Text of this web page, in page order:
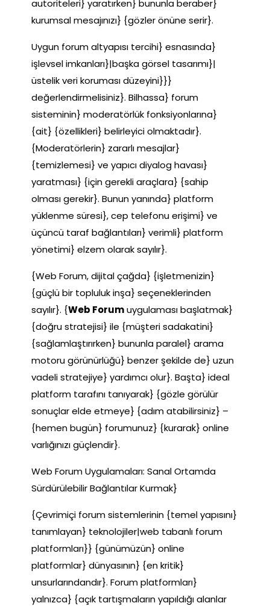
autoriteleri} yaratırken} bununla beraber}
kurumsal mesajınızı} {gözler önüne serir}.
Uygun forum altyapısı tercihi} esnasında}
işlevsel imkanları}|başka görsel tasarımı}|
üstelik veri koruması düzeyini}}}
değerlendirmelisiniz}. Bilhassa} forum
sisteminin} moderatörlük fonksiyonlarına}
{ait} {özellikleri} belirleyici olmaktadır}.
{Moderatörlerin} zararlı mesajlar}
{temizlemesi} ve yapıcı diyalog havası}
yaratması} {için gerekli araçlara} {sahip
olması gerekir}. Bunun yanında} platform
yüklenme süresi}, cep telefonu erişimi} ve
üçüncü taraf bağlantıları} verimli} platform
yönetimi} elzem olarak sayılır}.
{Web Forum, dijital çağda} {işletmenizin}
{güçlü bir topluluk inşa} seçeneklerinden
sayılır}. {Web Forumuygulaması başlatmak}
{doğru stratejisi} ile {müşteri sadakatini}
{sağlamlaştırırken} bununla paralel} arama
motoru görünürlüğü} benzer şekilde de} uzun
vadeli stratejiye} yardımcı olur}. Başta} ideal
platform tarafını tanıyarak} {gözle görülür
sonuçlar elde etmeye} {adım atabilirsiniz} –
{hemen bugün} forumunuz} {kurarak} online
varlığınızı güçlendir}.
Web Forum Uygulamaları: Sanal Ortamda
Sürdürülebilir Bağlantılar Kurmak}
{Çevrimiçi forum sistemlerinin {temel yapısını}
tanımlayan} teknolojiler|web tabanlı forum
platformları}} {günümüzün} online
platformlar} dünyasının} {en kritik}
unsurlarındandır}. Forum platformları}
yalnızca} {açık tartışmaların yapıldığı alanlar